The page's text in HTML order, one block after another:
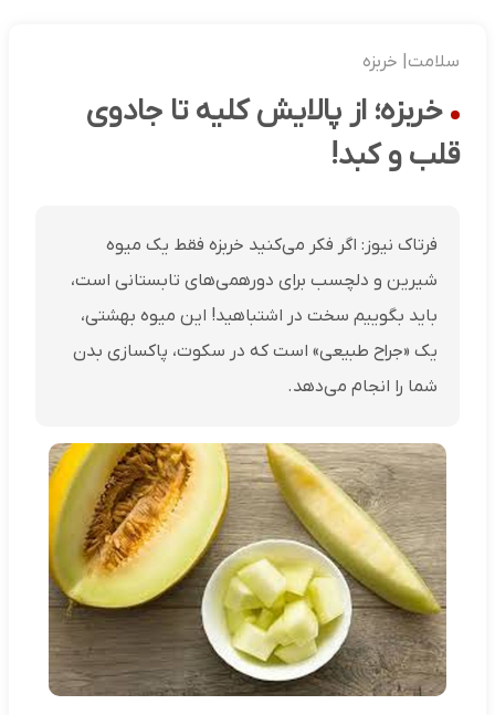
سلامت| خربزه
خربزه؛ از پالایش کلیه تا جادوی
قلب و کبد!
فرتاک نیوز: اگر فکر می‌کنید خربزه فقط یک میوه
شیرین و دلچسب برای دورهمی‌های تابستانی است،
باید بگوییم سخت در اشتباهید! این میوه بهشتی،
یک «جراح طبیعی» است که در سکوت، پاکسازی بدن
شما را انجام می‌دهد.